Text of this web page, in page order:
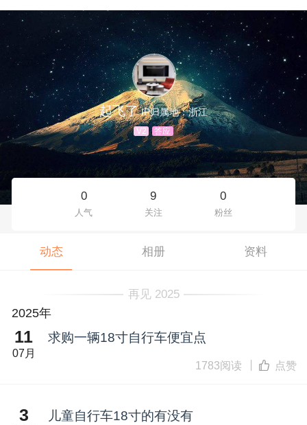
起飞了 IP归属地：浙江
V2 答应
0
人气
9
关注
0
粉丝
动态 相册 资料
再见 2025
2025年
11
07月
求购一辆18寸自行车便宜点
1783阅读 点赞
3 儿童自行车18寸的有没有